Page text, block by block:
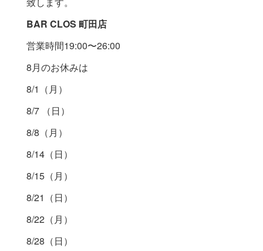
BAR CLOS 町田店
営業時間19:00〜26:00
8月のお休みは
8/1（月）
8/7 （日）
8/8（月）
8/14（日）
8/15（月）
8/21（日）
8/22（月）
8/28（日）